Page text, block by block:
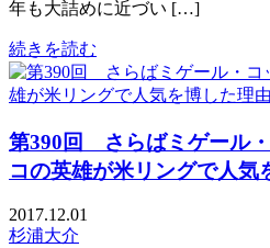
年も大詰めに近づい […]
続きを読む
第390回 さらばミゲール
コの英雄が米リングで人気
2017.12.01
杉浦大介